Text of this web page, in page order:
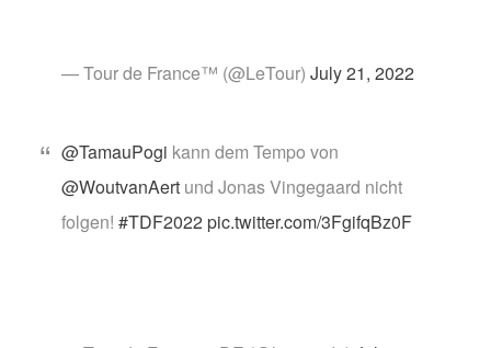
— Tour de France™ (@LeTour) July 21, 2022
@TamauPogi kann dem Tempo von
@WoutvanAert und Jonas Vingegaard nicht
folgen! #TDF2022 pic.twitter.com/3FgifqBz0F